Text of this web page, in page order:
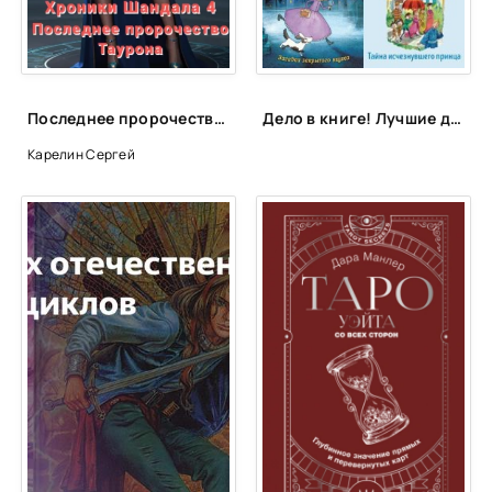
Последнее пророчество Таурона - Сергей Карелин
Карелин Сергей
Дело в книге! Лучшие детективы для детей и подростков